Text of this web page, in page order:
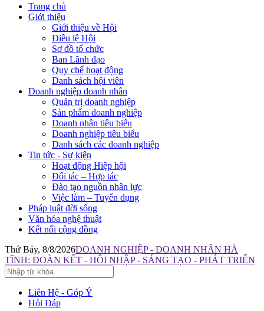
Trang chủ
Giới thiệu
Giới thiệu về Hội
Điều lệ Hội
Sơ đồ tổ chức
Ban Lãnh đạo
Quy chế hoạt động
Danh sách hội viên
Doanh nghiệp doanh nhân
Quản trị doanh nghiệp
Sản phẩm doanh nghiệp
Doanh nhân tiêu biểu
Doanh nghiệp tiêu biểu
Danh sách các doanh nghiệp
Tin tức - Sự kiện
Hoạt động Hiệp hội
Đối tác – Hợp tác
Đào tạo nguồn nhân lực
Việc làm – Tuyển dụng
Pháp luật đời sống
Văn hóa nghệ thuật
Kết nối cộng đồng
Thứ Bảy, 8/8/2026DOANH NGHIỆP - DOANH NHÂN HÀ
TĨNH: ĐOÀN KẾT - HỘI NHẬP - SÁNG TẠO - PHÁT TRIỂN
Liên Hệ - Góp Ý
Hỏi Đáp